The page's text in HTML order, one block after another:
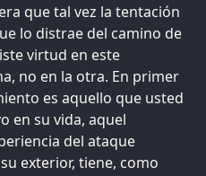
que tal vez la tentación
lo distrae del camino de
virtud en este
no en la otra. En primer
es aquello que usted
en su vida, aquel
del ataque
exterior, tiene, como